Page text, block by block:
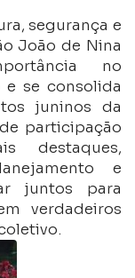
segurança e
João de Nina
no
se consolida
juninos da
participação
destaques,
e
juntos para
verdadeiros
coletivo.